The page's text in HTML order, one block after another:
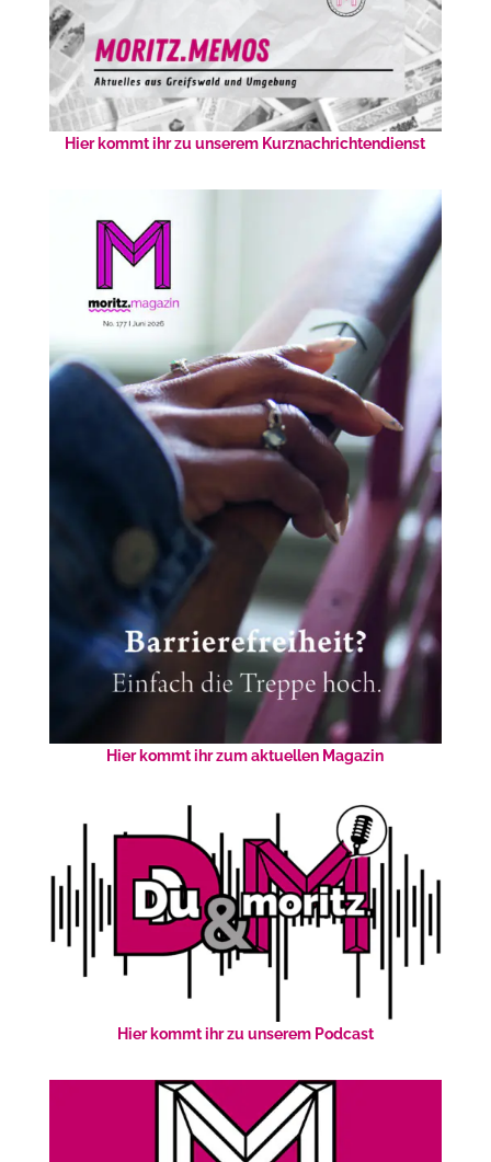
Hier kommt ihr zu unserem Kurznachrichtendienst
Hier kommt ihr zum aktuellen Magazin
Hier kommt ihr zu unserem Podcast